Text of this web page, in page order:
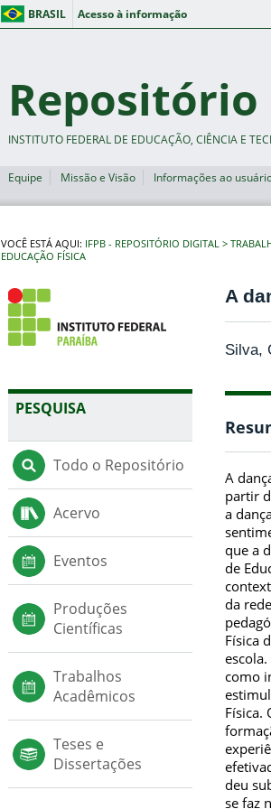
BRASIL Acesso à informação
INSTITUTO FEDERAL DE EDUCAÇÃO, CIÊNCIA E
Equipe Missão e Visão Informações ao
VOCÊ ESTÁ AQUI: IFPB - REPOSITÓRIO DIGITAL
EDUCAÇÃO FÍSICA
PESQUISA
Todo o Repositório
Acervo
Eventos
Produções
Científicas
Trabalhos
Acadêmicos
Teses e
Dissertações
A
Silva,
A
partir
a
que a
de
da
Física
como
Física.
deu
se faz